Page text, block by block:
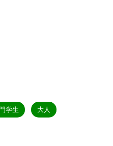
学生 大人